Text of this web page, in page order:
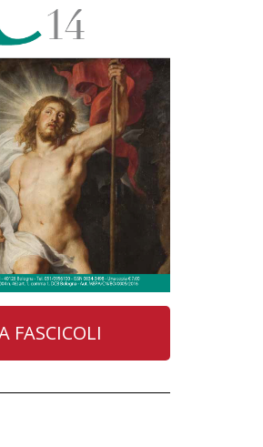
FASCICOLI